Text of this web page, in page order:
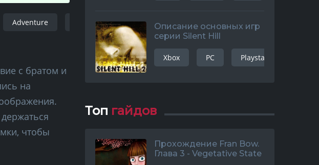
Action RPG playstation cyberpunk
Adventure android graphic adventure windows
с братом и
на
чтобы
Описание основных игр
серии Silent Hill
Xbox PC Playstation 3
Топ гайдов
Прохождение Fran Bow.
Глава 3 - Vegetative State